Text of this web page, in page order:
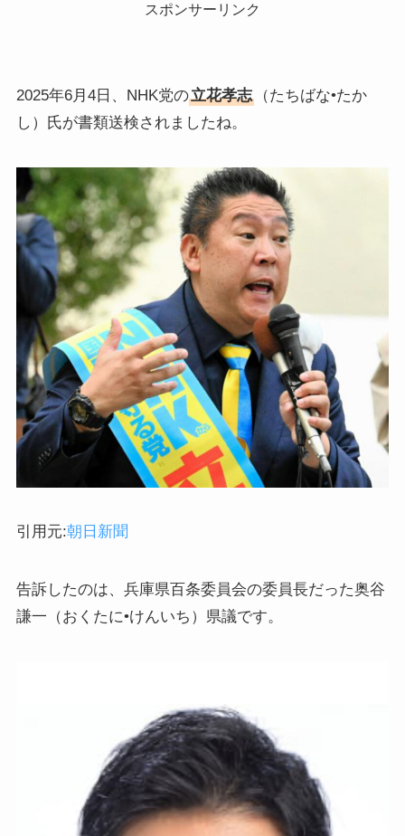
スポンサーリンク
2025年6月4日、NHK党の立花孝志（たちばな•たか
し）氏が書類送検されましたね。
引用元:朝日新聞
告訴したのは、兵庫県百条委員会の委員長だった奥谷
謙一（おくたに•けんいち）県議です。